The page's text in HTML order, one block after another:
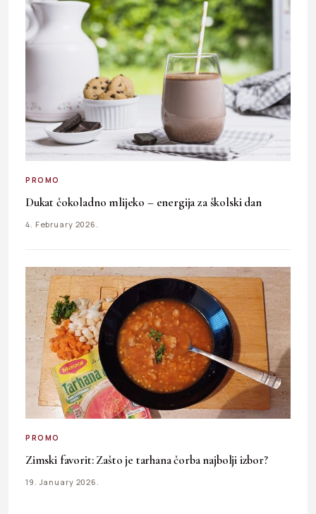
PROMO
Dukat čokoladno mlijeko – energija za školski dan
4. February 2026.
PROMO
Zimski favorit: Zašto je tarhana čorba najbolji izbor?
19. January 2026.